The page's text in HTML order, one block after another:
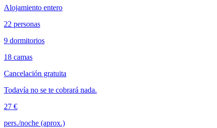
Alojamiento entero
22 personas
9 dormitorios
18 camas
Cancelación gratuita
Todavía no se te cobrará nada.
27 €
pers./noche (aprox.)